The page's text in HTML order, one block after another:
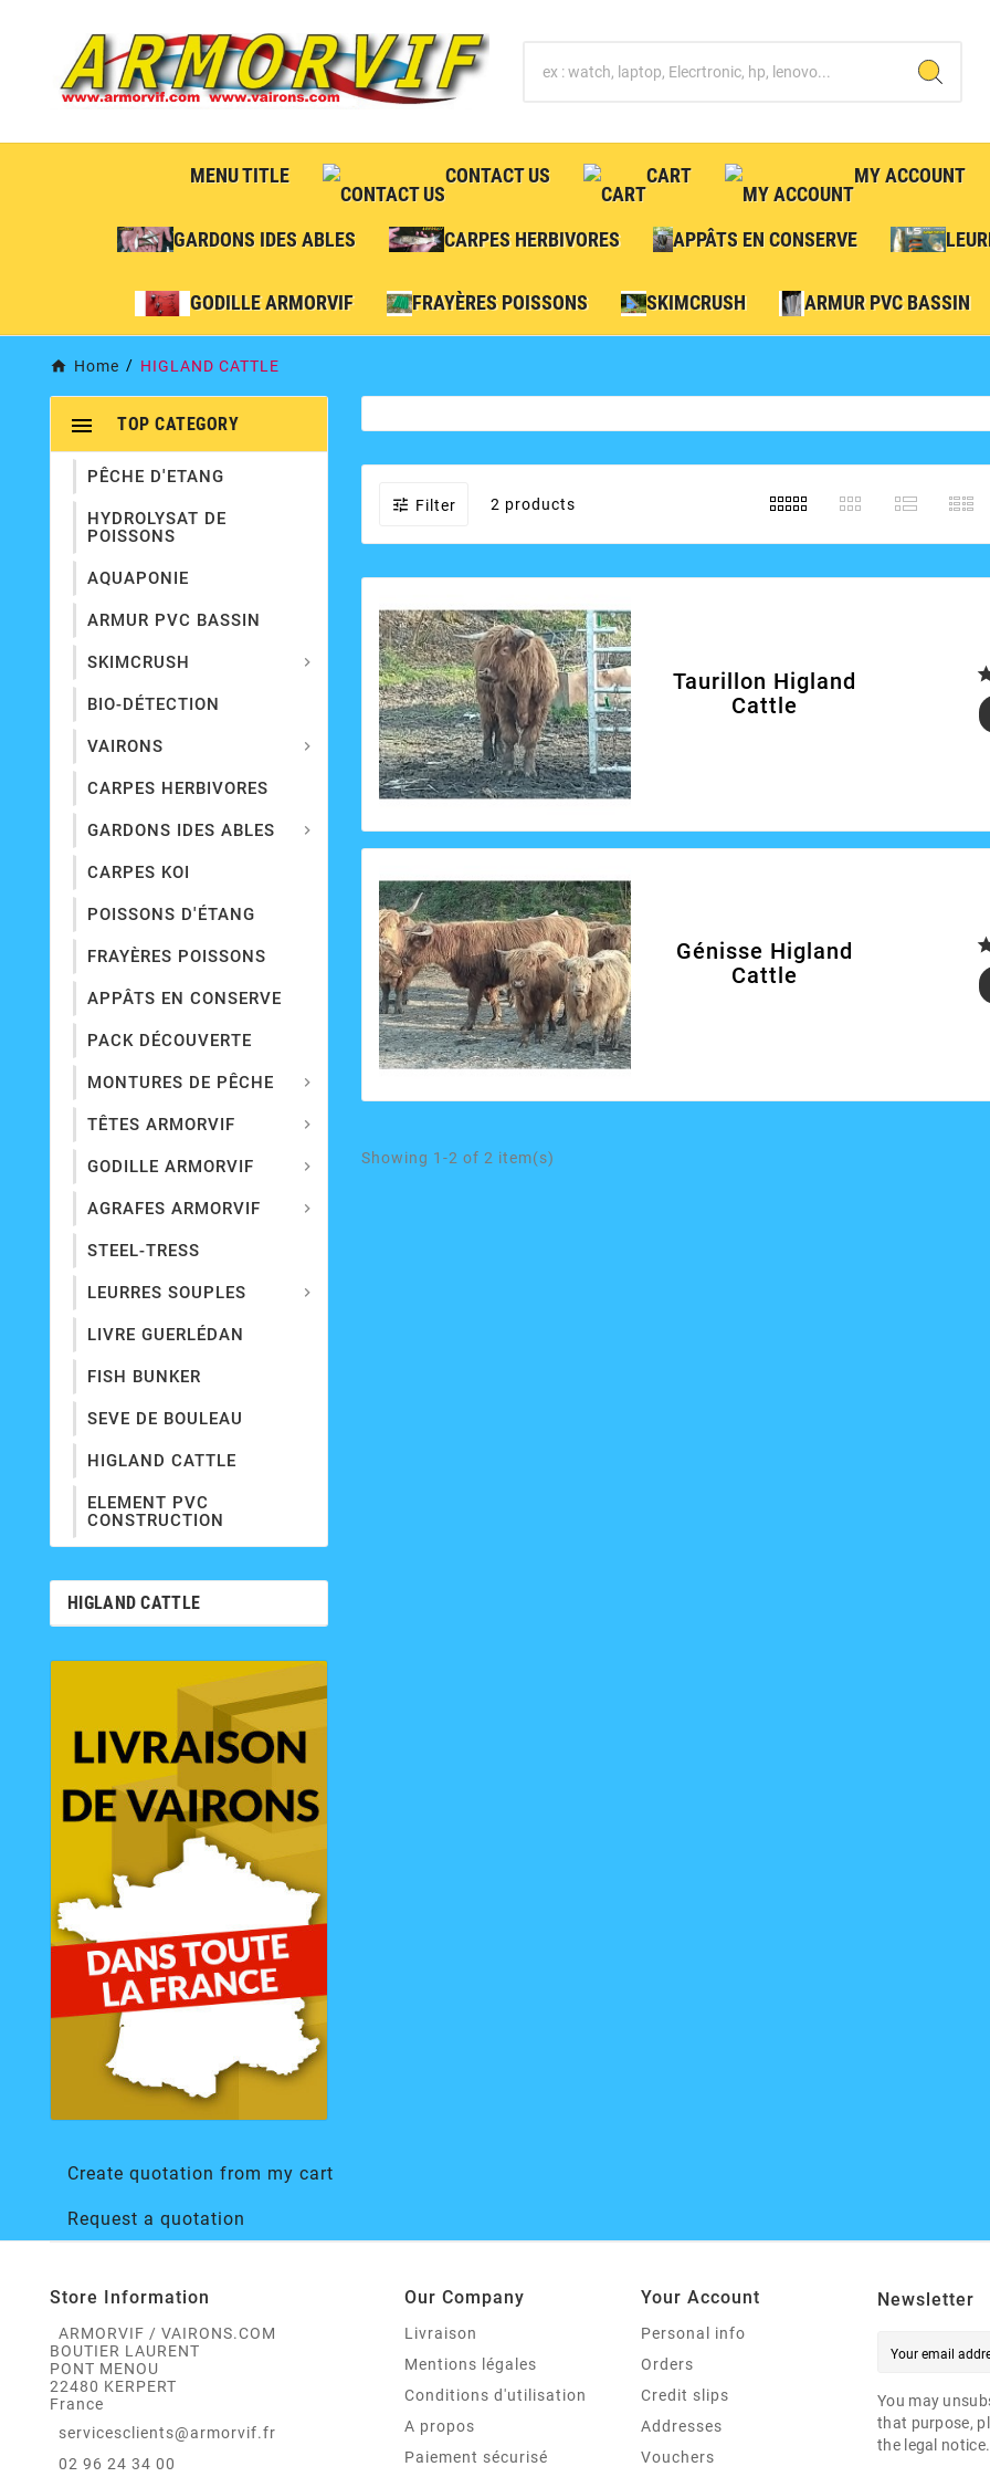
MENU TITLE CONTACT US CART MY ACCOUNT
GARDONS IDES ABLES CARPES HERBIVORES APPÂTS EN CONSERVE
GODILLE ARMORVIF FRAYÈRES POISSONS SKIMCRUSH ARMUR PVC BASSIN
Home HIGLAND CATTLE
TOP CATEGORY

PÊCHE D'ETANG
HYDROLYSAT DE
POISSONS
AQUAPONIE
ARMUR PVC BASSIN
SKIMCRUSH 
BIO-DÉTECTION
VAIRONS 
CARPES HERBIVORES
GARDONS IDES ABLES 
CARPES KOI
POISSONS D'ÉTANG
FRAYÈRES POISSONS
APPÂTS EN CONSERVE
PACK DÉCOUVERTE
MONTURES DE PÊCHE 
TÊTES ARMORVIF 
GODILLE ARMORVIF 
AGRAFES ARMORVIF 
STEEL-TRESS
LEURRES SOUPLES 
LIVRE GUERLÉDAN
FISH BUNKER
SEVE DE BOULEAU
HIGLAND CATTLE
ELEMENT PVC
CONSTRUCTION
HIGLAND CATTLE
Create quotation from my cart
Request a quotation
 Filter 2 products
Taurillon Higland
Cattle
Génisse Higland
Cattle
Showing 1-2 of 2 item(s)
Store Information
ARMORVIF / VAIRONS.COM
BOUTIER LAURENT
PONT MENOU
22480 KERPERT
France
servicesclients@armorvif.fr
02 96 24 34 00
Our Company
Livraison
Mentions légales
Conditions d'utilisation
A propos
Paiement sécurisé
Your Account
Personal info
Orders
Credit slips
Addresses
Vouchers
Newsletter
You may
that purpose,
the legal notice.